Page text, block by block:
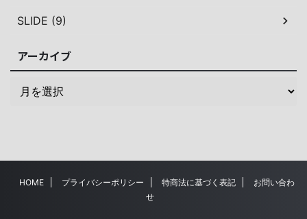
SLIDE (9)
アーカイブ
HOME プライバシーポリシー 特商法に基づく表記
お問い合わ
せ